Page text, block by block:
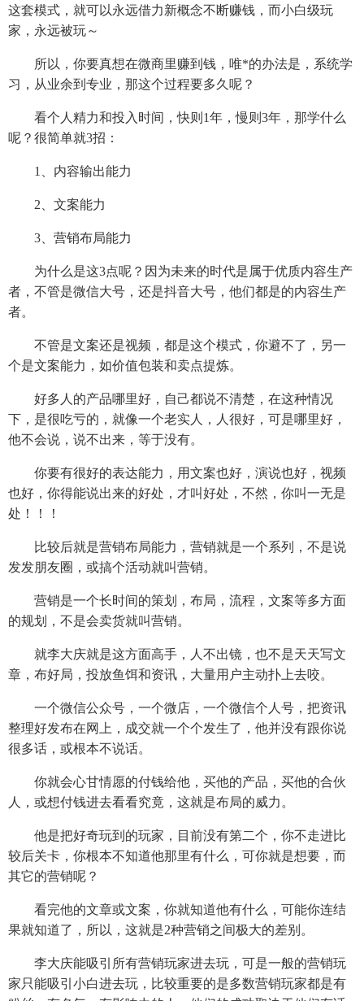
这套模式，就可以永远借力新概念不断赚钱，而小白级玩
家，永远被玩～
所以，你要真想在微商里赚到钱，唯*的办法是，系统学
习，从业余到专业，那这个过程要多久呢？
看个人精力和投入时间，快则1年，慢则3年，那学什么
呢？很简单就3招：
1、内容输出能力
2、文案能力
3、营销布局能力
为什么是这3点呢？因为未来的时代是属于优质内容生产
者，不管是微信大号，还是抖音大号，他们都是的内容生产
者。
不管是文案还是视频，都是这个模式，你避不了，另一
个是文案能力，如价值包装和卖点提炼。
好多人的产品哪里好，自己都说不清楚，在这种情况
下，是很吃亏的，就像一个老实人，人很好，可是哪里好，
他不会说，说不出来，等于没有。
你要有很好的表达能力，用文案也好，演说也好，视频
也好，你得能说出来的好处，才叫好处，不然，你叫一无是
处！！！
比较后就是营销布局能力，营销就是一个系列，不是说
发发朋友圈，或搞个活动就叫营销。
营销是一个长时间的策划，布局，流程，文案等多方面
的规划，不是会卖货就叫营销。
就李大庆就是这方面高手，人不出镜，也不是天天写文
章，布好局，投放鱼饵和资讯，大量用户主动扑上去咬。
一个微信公众号，一个微店，一个微信个人号，把资讯
整理好发布在网上，成交就一个个发生了，他并没有跟你说
很多话，或根本不说话。
你就会心甘情愿的付钱给他，买他的产品，买他的合伙
人，或想付钱进去看看究竟，这就是布局的威力。
他是把好奇玩到的玩家，目前没有第二个，你不走进比
较后关卡，你根本不知道他那里有什么，可你就是想要，而
其它的营销呢？
看完他的文章或文案，你就知道他有什么，可能你连结
果就知道了，所以，这就是2种营销之间极大的差别。
李大庆能吸引所有营销玩家进去玩，可是一般的营销玩
家只能吸引小白进去玩，比较重要的是多数营销玩家都是有